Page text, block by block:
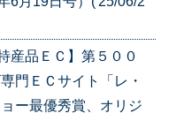
産品ＥＣ】第５００
門ＥＣサイト「レ・
ー最優秀賞、オリジ